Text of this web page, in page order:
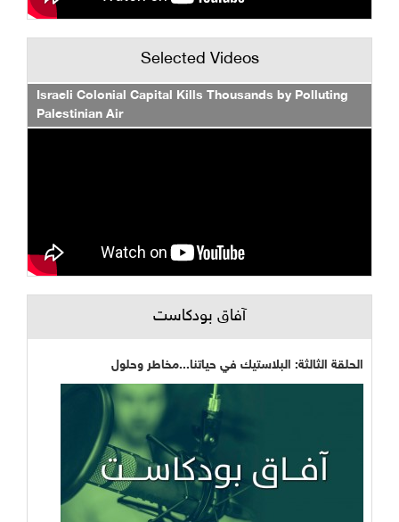
Selected Videos
Israeli Colonial Capital Kills Thousands by Polluting
Palestinian Air
آفاق بودكاست
الحلقة الثالثة: البلاستيك في حياتنا...مخاطر وحلول